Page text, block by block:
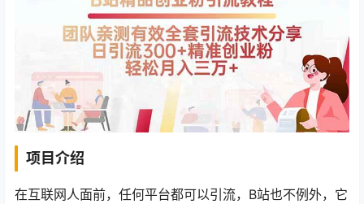
项目介绍
在互联网人面前，任何平台都可以引流，B站也不例外，它